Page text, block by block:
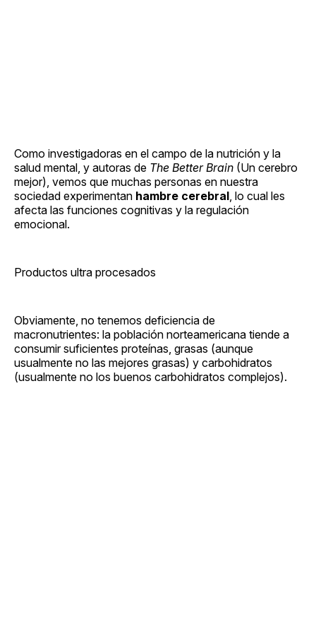
Como investigadoras en el campo de la nutrición y la
salud mental, y autoras de The Better Brain (Un cerebro
mejor), vemos que muchas personas en nuestra
sociedad experimentan hambre cerebral , lo cual les
afecta las funciones cognitivas y la regulación
emocional.
Productos ultra procesados
Obviamente, no tenemos deficiencia de
macronutrientes: la población norteamericana tiende a
consumir suficientes proteínas, grasas (aunque
usualmente no las mejores grasas) y carbohidratos
(usualmente no los buenos carbohidratos complejos).